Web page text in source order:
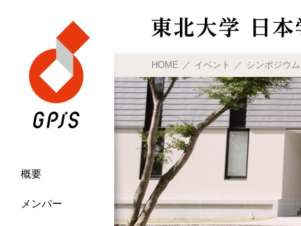
概要
メンバー
HOME イベント シンポジウ